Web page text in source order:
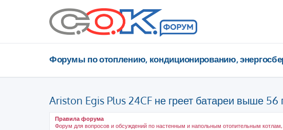
Форумы по отоплению, кондиционированию,
Ariston Egis Plus 24CF не греет батареи выше 56
Правила форума
Форум для вопросов и обсуждений по настенным и напольным отопительным